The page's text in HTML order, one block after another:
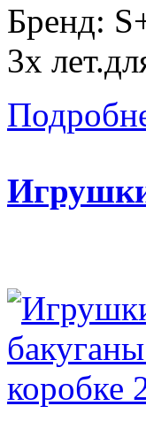
Бренд:
3х